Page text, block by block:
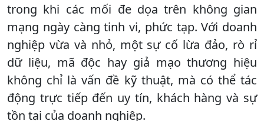
trong khi các mối đe dọa trên không gian
mạng ngày càng tinh vi, phức tạp. Với doanh
nghiệp vừa và nhỏ, một sự cố lừa đảo, rò rỉ
dữ liệu, mã độc hay giả mạo thương hiệu
không chỉ là vấn đề kỹ thuật, mà có thể tác
động trực tiếp đến uy tín, khách hàng và sự
tồn tại của doanh nghiệp.